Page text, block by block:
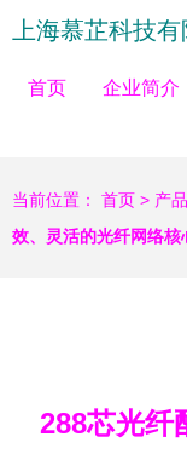
上海慕芷科技有
首页 企业简介
当前位置： 首页 > 产
效、灵活的光纤网络核
288芯光纤